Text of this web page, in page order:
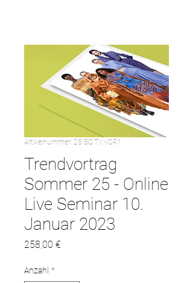
Artikelnummer: 25.SO.TV.VOR1
Trendvortrag
Sommer 25 - Online
Live Seminar 10.
Januar 2023
258,00 €
Anzahl *